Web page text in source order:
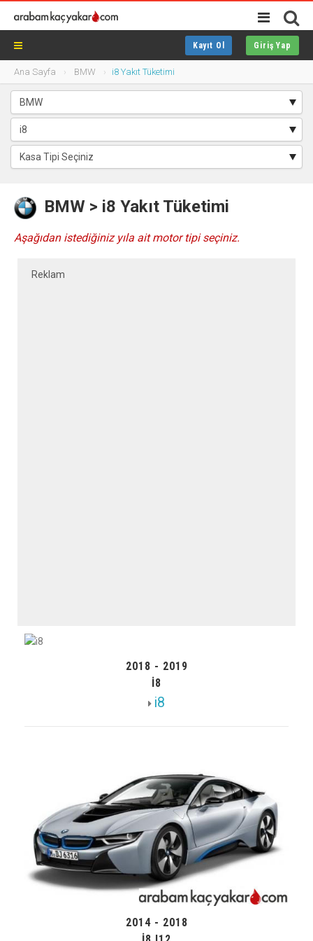
Kayıt Ol Giriş Yap
Ana Sayfa BMW i8 Yakıt Tüketimi
BMW > i8 Yakıt Tüketimi
Aşağıdan istediğiniz yıla ait motor tipi seçiniz.
Reklam
2018 - 2019
I8
i8
2014 - 2018